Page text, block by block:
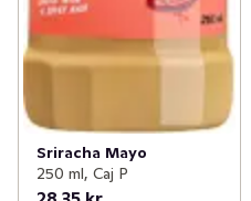
Sriracha Mayo
250 ml, Caj P